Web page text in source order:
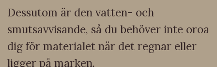
Dessutom är den vatten- och
smutsavvisande, så du behöver inte oroa
dig för materialet när det regnar eller
ligger på marken.